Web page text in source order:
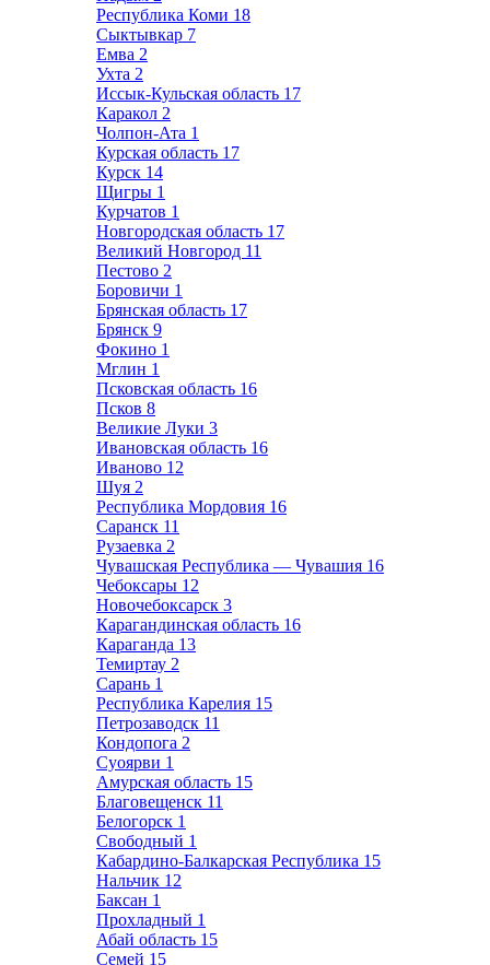
Республика Коми 18
Сыктывкар 7
Емва 2
Ухта 2
Иссык-Кульская область 17
Каракол 2
Чолпон-Ата 1
Курская область 17
Курск 14
Щигры 1
Курчатов 1
Новгородская область 17
Великий Новгород 11
Пестово 2
Боровичи 1
Брянская область 17
Брянск 9
Фокино 1
Мглин 1
Псковская область 16
Псков 8
Великие Луки 3
Ивановская область 16
Иваново 12
Шуя 2
Республика Мордовия 16
Саранск 11
Рузаевка 2
Чувашская Республика — Чувашия 16
Чебоксары 12
Новочебоксарск 3
Карагандинская область 16
Караганда 13
Темиртау 2
Сарань 1
Республика Карелия 15
Петрозаводск 11
Кондопога 2
Суоярви 1
Амурская область 15
Благовещенск 11
Белогорск 1
Свободный 1
Кабардино-Балкарская Республика 15
Нальчик 12
Баксан 1
Прохладный 1
Абай область 15
Семей 15